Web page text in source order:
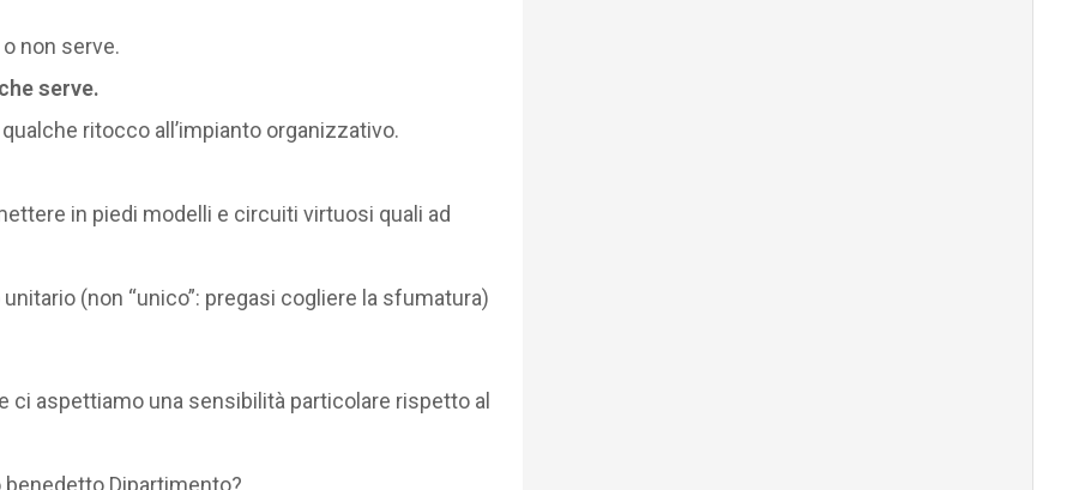
non serve.
serve.
ritocco all’impianto organizzativo.
in piedi modelli e circuiti virtuosi quali ad
(non “unico”: pregasi cogliere la sfumatura)
ci aspettiamo una sensibilità particolare rispetto al
Dipartimento?